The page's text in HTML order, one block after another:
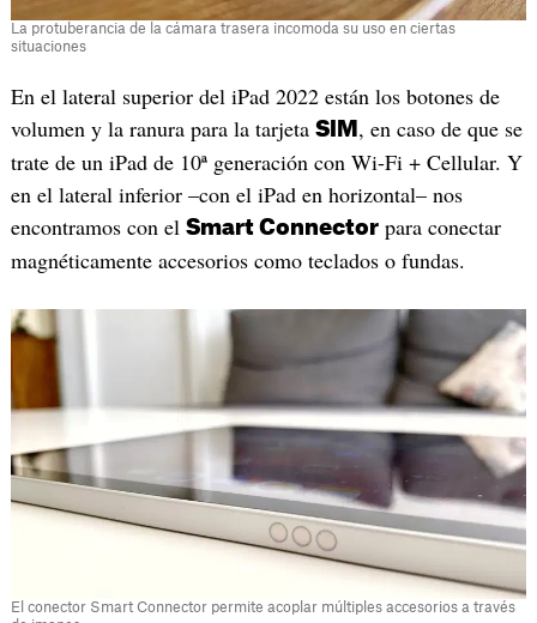
La protuberancia de la cámara trasera incomoda su uso en ciertas
situaciones
En el lateral superior del iPad 2022 están los botones de
volumen y la ranura para la tarjeta SIM , en caso de que se
trate de un iPad de 10ª generación con Wi-Fi + Cellular. Y
en el lateral inferior –con el iPad en horizontal– nos
encontramos con el Smart Connectorpara conectar
magnéticamente accesorios como teclados o fundas.
El conector Smart Connector permite acoplar múltiples accesorios a través